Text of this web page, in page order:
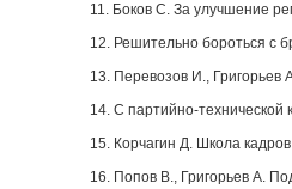
11. Боков С. За улучшение
12. Решительно бороться с
13. Перевозов И.,
14. С партийно-
15. Корчагин Д. Школа
16. Попов В., Григорьев А.